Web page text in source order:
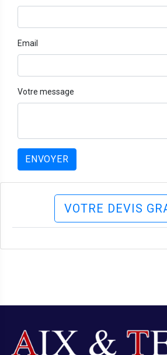
Email
Votre message
ENVOYER
VOTRE DEVIS